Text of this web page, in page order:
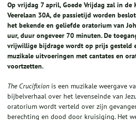
Op vrijdag 7 april, Goede Vrijdag zal in de
Veerelaan 30A, de passietijd worden
het bekende en geliefde oratorium van
uur, duur ongeveer 70 minuten. De
vrijwillige bijdrage wordt op prijs gesteld
muzikale uitvoeringen met cantates en
voortzetten.
The Crucifixion is een muzikale weergave
bijbelverhaal over het levenseinde van
oratorium wordt verteld over zijn
berechting en dood door kruisiging. Het